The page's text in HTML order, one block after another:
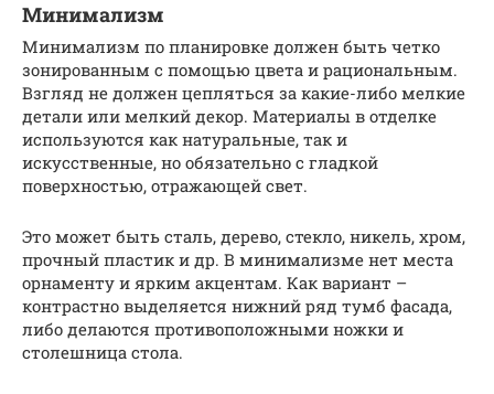
Минимализм
Минимализм по планировке должен быть четко
зонированным с помощью цвета и рациональным.
Взгляд не должен цепляться за какие-либо мелкие
детали или мелкий декор. Материалы в отделке
используются как натуральные, так и
искусственные, но обязательно с гладкой
поверхностью, отражающей свет.
Это может быть сталь, дерево, стекло, никель, хром,
прочный пластик и др. В минимализме нет места
орнаменту и ярким акцентам. Как вариант –
контрастно выделяется нижний ряд тумб фасада,
либо делаются противоположными ножки и
столешница стола.